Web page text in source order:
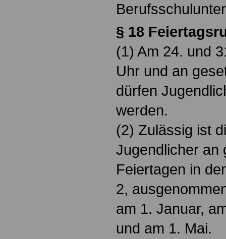
§ 18
(1) Am 24. und
Uhr und an
dürfen
werden.
(2) Zulässig ist
Jugendlicher an
Feiertagen in
2,
am 1. Januar,
und am 1. Mai.